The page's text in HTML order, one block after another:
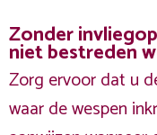
Zonder
niet bestreden
Zorg ervoor dat u
waar de wespen